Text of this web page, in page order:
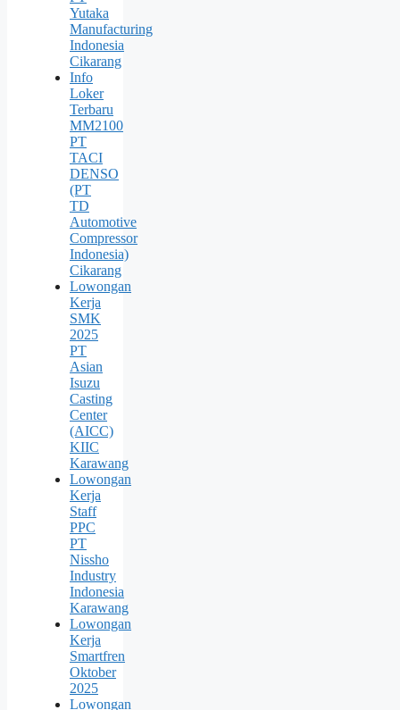
Yutaka
Manufacturing
Indonesia
Cikarang
Info
Loker
Terbaru
MM2100
PT
TACI
DENSO
(PT
TD
Automotive
Compressor
Indonesia)
Cikarang
Lowongan
Kerja
SMK
2025
PT
Asian
Isuzu
Casting
Center
(AICC)
KIIC
Karawang
Lowongan
Kerja
Staff
PPC
PT
Nissho
Industry
Indonesia
Karawang
Lowongan
Kerja
Smartfren
Oktober
2025
Lowongan